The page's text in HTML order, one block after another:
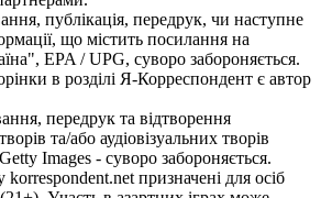
публікація, передрук, чи наступне
що містить посилання на
EPA / UPG, суворо забороняється.
в розділі Я-Корреспондент є автор
передрук та відтворення
та/або аудіовізуальних творів
Images - суворо забороняється.
korrespondent.net призначені для осіб